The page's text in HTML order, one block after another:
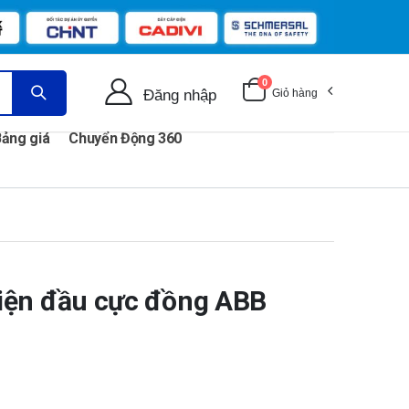
Đăng nhập
0
Giỏ hàng
giá Chuyển Động 360
đầu cực đồng ABB